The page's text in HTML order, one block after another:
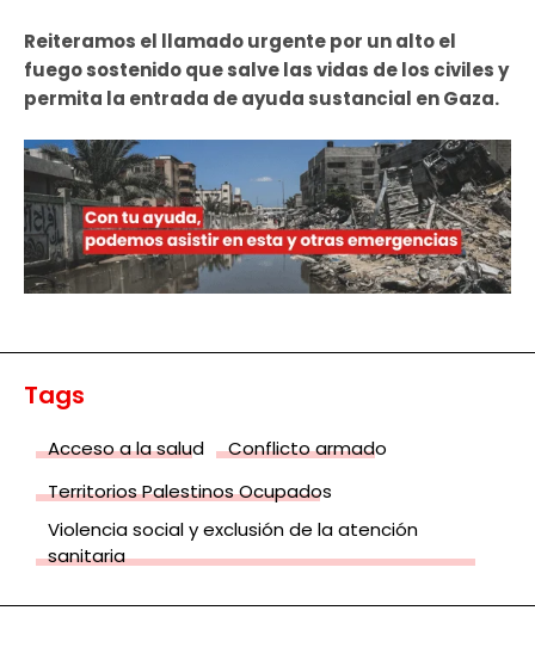
Reiteramos el llamado urgente por un alto el
fuego sostenido que salve las vidas de los civiles y
permita la entrada de ayuda sustancial en Gaza.
Tags
Acceso a la salud
Conflicto armado
Territorios Palestinos Ocupados
Violencia social y exclusión de la atención
sanitaria